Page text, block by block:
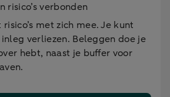
risico’s verbonden
met zich mee. Je kunt
verliezen. Beleggen doe je
hebt, naast je buffer voor